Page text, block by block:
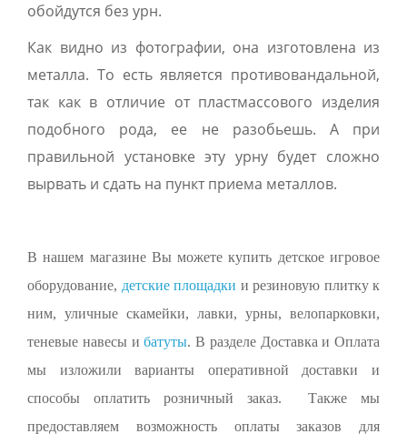
обойдутся без урн.
Как видно из фотографии, она изготовлена из
металла. То есть является противовандальной,
так как в отличие от пластмассового изделия
подобного рода, ее не разобьешь. А при
правильной установке эту урну будет сложно
вырвать и сдать на пункт приема металлов.
В нашем магазине Вы можете купить детское игровое
оборудование, детские площадки и резиновую плитку к
ним, уличные скамейки, лавки, урны, велопарковки,
теневые навесы ибатуты. В разделе Доставка и Оплата
мы изложили варианты оперативной доставки и
способы оплатить розничный заказ. Также мы
предоставляем возможность оплаты заказов для